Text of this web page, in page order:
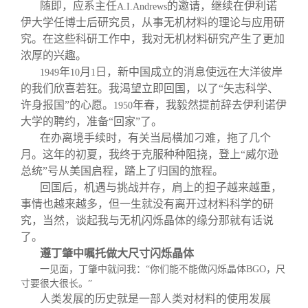
随即，应系主任A.I.Andrews的邀请，继续在伊利诺
伊大学任博士后研究员，从事无机材料的理论与应用研
究。在这些科研工作中，我对无机材料研究产生了更加
浓厚的兴趣。
1949年10月 1 日，新中国成立的消息使远在大洋彼岸
的我们欣喜若狂。我渴望立即回国，以了“矢志科学、
许身报国”的心愿。
1950年春，我毅然提前辞去伊利诺伊
大学的聘约，准备“回家”了。
在办离境手续时，有关当局横加刁难，拖了几个
月。这年的初夏，我终于克服种种阻挠，登上“威尔逊
总统”号从美国启程，踏上了归国的旅程。
回国后，机遇与挑战并存，肩上的担子越来越重，
事情也越来越多，但一生就没有离开过材料科学的研
究，当然，谈起我与无机闪烁晶体的缘分那就有话说
了。
遵丁肇中嘱托做大尺寸闪烁晶体
一见面，丁肇中就问我：“你们能不能做闪烁晶体BGO，尺
寸要很大很长。”
人类发展的历史就是一部人类对材料的使用发展